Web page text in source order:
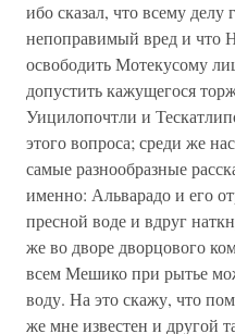
ибо сказал, что всему делу
непоправимый вред и что
освободить Мотекусому
допустить кажущегося
Уицилопочтли и
этого вопроса; среди же
самые разнообразные
именно: Альварадо и его
пресной воде и вдруг
же во дворе дворцового
всем Мешико при рытье
воду. На это скажу, что
же мне известен и другой